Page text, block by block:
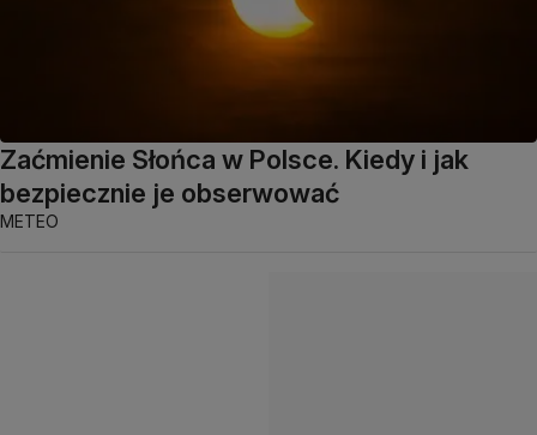
Zaćmienie Słońca w Polsce. Kiedy i jak
bezpiecznie je obserwować
METEO